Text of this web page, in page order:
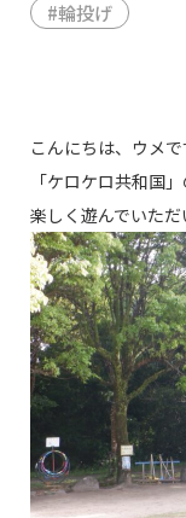
#輪投げ
こんにちは、ウメで
「ケロケロ共和国
楽しく遊んでいただ